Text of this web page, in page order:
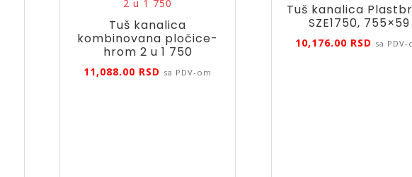
Tuš kanalica
kombinovana pločice-
hrom 2 u 1 750
11,088.00 RSD sa PDV-om
Tuš kanalica
SZE1750, 755×59
10,176.00 RSD sa PDV-